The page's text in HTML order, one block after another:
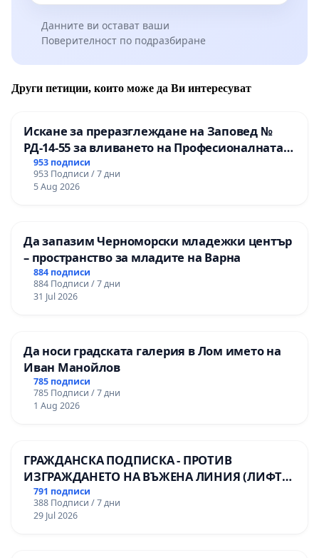
Данните ви остават ваши
Поверителност по подразбиране
Други петиции, които може да Ви интересуват
Искане за преразглеждане на Заповед №
РД-14-55 за вливането на Професионалната
гимназия по промишлени технологии в
Професионалната гимназия по икономика и
мениджмънт – гр. Пазарджик
953 подписи
953 Подписи / 7 дни
5 Aug 2026
Да запазим Черноморски младежки център
– пространство за младите на Варна
884 подписи
884 Подписи / 7 дни
31 Jul 2026
Да носи градската галерия в Лом името на
Иван Манойлов
785 подписи
785 Подписи / 7 дни
1 Aug 2026
ГРАЖДАНСКА ПОДПИСКА - ПРОТИВ
ИЗГРАЖДАНЕТО НА ВЪЖЕНА ЛИНИЯ (ЛИФТ)
НА ТЕРИТОРИЯТА НА ПРИРОДНА
ЗАБЕЛЕЖИТЕЛНОСТ „ХЪЛМ НА
ОСВОБОДИТЕЛИТЕ“ (БУНАРДЖИК)
791 подписи
388 Подписи / 7 дни
29 Jul 2026